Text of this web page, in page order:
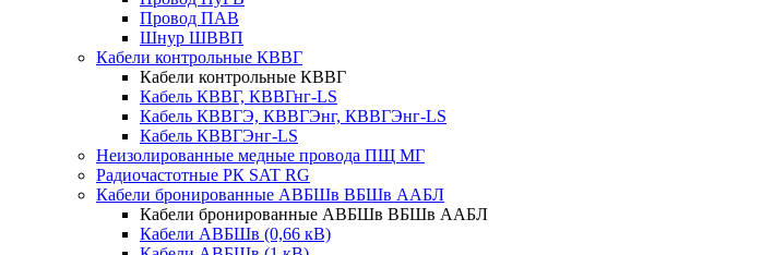
Провод ПАВ
Шнур ШВВП
Кабели контрольные КВВГ
Кабели контрольные КВВГ
Кабель КВВГ, КВВГнг-LS
Кабель КВВГЭ, КВВГЭнг, КВВГЭнг-LS
Кабель КВВГЭнг-LS
Неизолированные медные провода ПЩ МГ
Радиочастотные РК SAT RG
Кабели бронированные АВБШв ВБШв ААБЛ
Кабели бронированные АВБШв ВБШв ААБЛ
Кабели АВБШв (0,66 кВ)